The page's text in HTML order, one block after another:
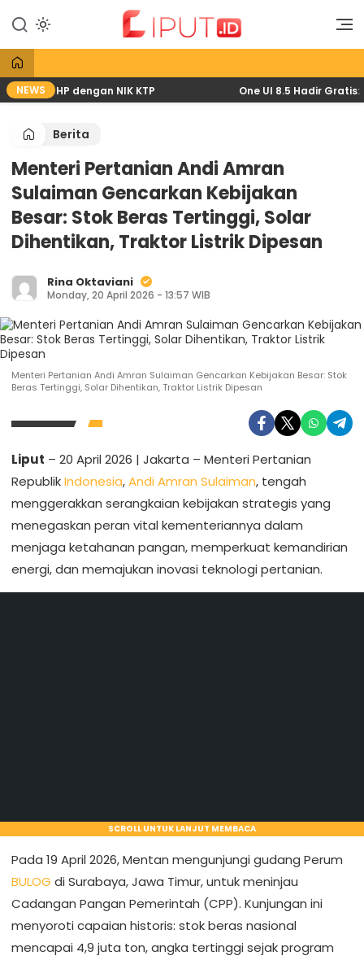
konten
Liput
Liputan Digital
NEWSHP dengan NIK KTP One UI 8.5 Hadir Gratis:
Berita
Menteri Pertanian Andi Amran
Sulaiman Gencarkan Kebijakan
Besar: Stok Beras Tertinggi, Solar
Dihentikan, Traktor Listrik Dipesan
Rina Oktaviani
Monday, 20 April 2026 - 13:57 WIB
Menteri Pertanian Andi Amran Sulaiman Gencarkan Kebijakan Besar: Stok
Beras Tertinggi, Solar Dihentikan, Traktor Listrik Dipesan
Liput – 20 April 2026 | Jakarta – Menteri Pertanian
RepublikIndonesia,Andi Amran Sulaiman, tengah
menggerakkan serangkaian kebijakan strategis yang
menegaskan peran vital kementeriannya dalam
menjaga ketahanan pangan, memperkuat kemandirian
energi, dan memajukan inovasi teknologi pertanian.
SCROLL UNTUK LANJUT MEMBACA
Pada 19 April 2026, Mentan mengunjungi gudang Perum
BULOG di Surabaya, Jawa Timur, untuk meninjau
Cadangan Pangan Pemerintah (CPP). Kunjungan ini
menyoroti capaian historis: stok beras nasional
mencapai 4,9 juta ton, angka tertinggi sejak program